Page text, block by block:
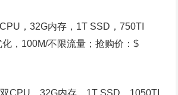
，32G内存，1T SSD，750TI
，100M/不限流量；抢购价：$
CPU，32G内存，1T SSD，1050TI